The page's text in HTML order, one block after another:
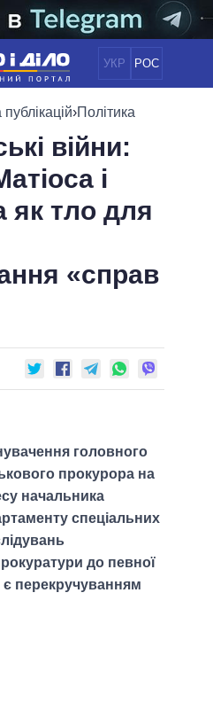
УКР РОС
ПОЛІТИКА
ЕКОНОМІКА
СУСПІЛЬСТВО
ПОЛІТИКІВ
публікацій›Політика
війни:
і
як тло для
«справ
головного
прокурора на
начальника
спеціальних
до певної
є перекручуванням